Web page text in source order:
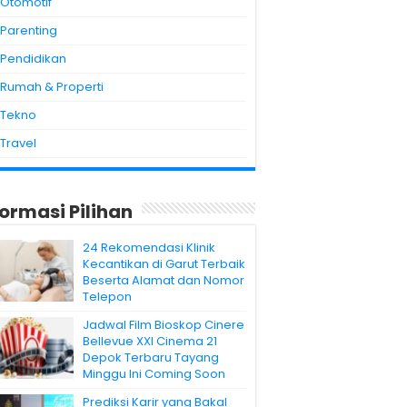
Parenting
Pendidikan
Rumah & Properti
Tekno
Travel
Pilihan
24 Rekomendasi Klinik
Kecantikan di Garut Terbaik
Beserta Alamat dan Nomor
Telepon
Jadwal Film Bioskop Cinere
Bellevue XXI Cinema 21
Depok Terbaru Tayang
Minggu Ini Coming Soon
Prediksi Karir yang Bakal